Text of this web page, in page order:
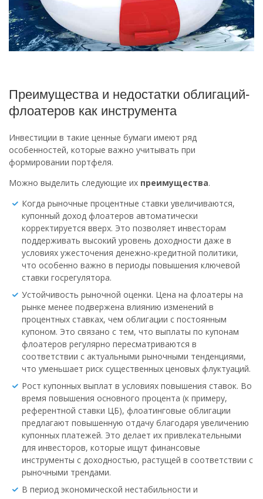
Преимущества и недостатки облигаций-
флоатеров как инструмента
Инвестиции в такие ценные бумаги имеют ряд
особенностей, которые важно учитывать при
формировании портфеля.
Можно выделить следующие их преимущества.
Когда рыночные процентные ставки увеличиваются,
купонный доход флоатеров автоматически
корректируется вверх. Это позволяет инвесторам
поддерживать высокий уровень доходности даже в
условиях ужесточения денежно-кредитной политики,
что особенно важно в периоды повышения ключевой
ставки госрегулятора.
Устойчивость рыночной оценки. Цена на флоатеры на
рынке менее подвержена влиянию изменений в
процентных ставках, чем облигации с постоянным
купоном. Это связано с тем, что выплаты по купонам
флоатеров регулярно пересматриваются в
соответствии с актуальными рыночными тенденциями,
что уменьшает риск существенных ценовых флуктуаций.
Рост купонных выплат в условиях повышения ставок. Во
время повышения основного процента (к примеру,
референтной ставки ЦБ), флоатинговые облигации
предлагают повышенную отдачу благодаря увеличению
купонных платежей. Это делает их привлекательными
для инвесторов, которые ищут финансовые
инструменты с доходностью, растущей в соответствии с
рыночными трендами.
В период экономической нестабильности и